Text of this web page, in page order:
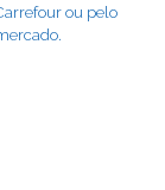
ou pelo